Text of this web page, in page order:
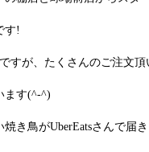
す!
すが、たくさんのご注文
ます(^-^)
き鳥がUberEatsさんで届